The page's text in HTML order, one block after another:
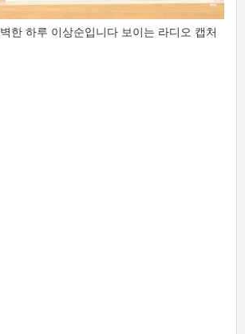
한 하루 이상순입니다 보이는 라디오 캡처